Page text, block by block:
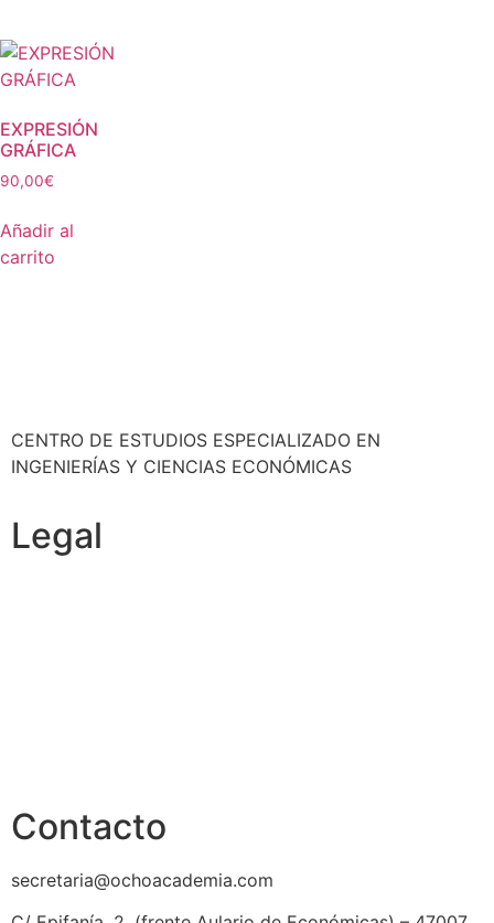
EXPRESIÓN
GRÁFICA
90,00€
Añadir al
carrito
CENTRO DE ESTUDIOS ESPECIALIZADO EN
INGENIERÍAS Y CIENCIAS ECONÓMICAS
Legal
Contacto
secretaria@ochoacademia.com